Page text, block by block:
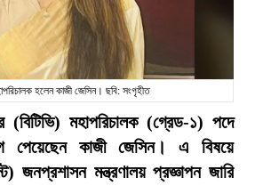
হলেন কাজী জেসিন। ছবি: সংগৃহীত
(বিটিভি) মহাপরিচালক (গ্রেড-১) পদে
পেয়েছেন কাজী জেসিন। এ বিষয়ে
জনপ্রশাসন মন্ত্রণালয় প্রজ্ঞাপন জারি